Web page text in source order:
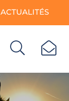
ACTUALITÉS